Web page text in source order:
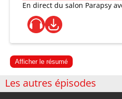
En direct du salon Parapsy
Afficher le résumé
Les autres épisodes